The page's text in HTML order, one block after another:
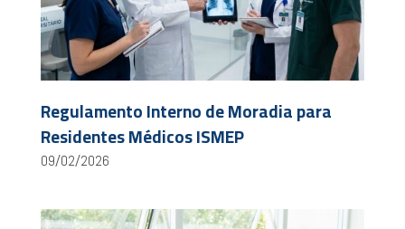
Regulamento Interno de Moradia para
Residentes Médicos ISMEP
09/02/2026